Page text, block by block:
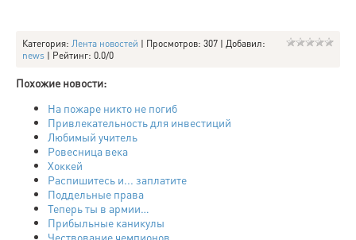
Категория: Лента новостей | Просмотров: 307 | Добавил:
news | Рейтинг: 0.0/0
Похожие новости:
На пожаре никто не погиб
Привлекательность для инвестиций
Любимый учитель
Ровесница века
Хоккей
Распишитесь и... заплатите
Поддельные права
Теперь ты в армии…
Прибыльные каникулы
Чествование чемпионов